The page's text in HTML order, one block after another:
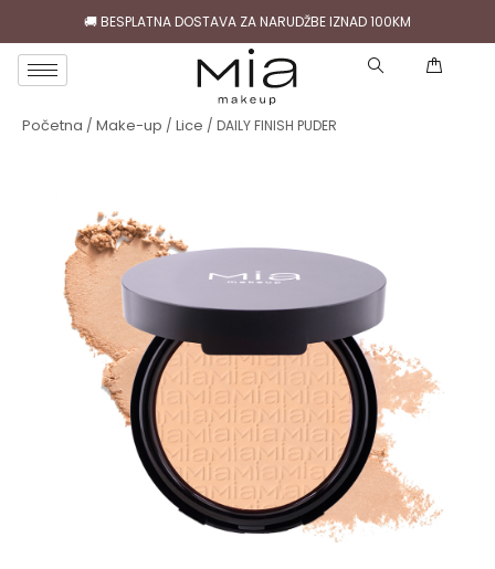
🚚 BESPLATNA DOSTAVA ZA NARUDŽBE IZNAD 100KM
Početna / Make-up / Lice / DAILY FINISH PUDER